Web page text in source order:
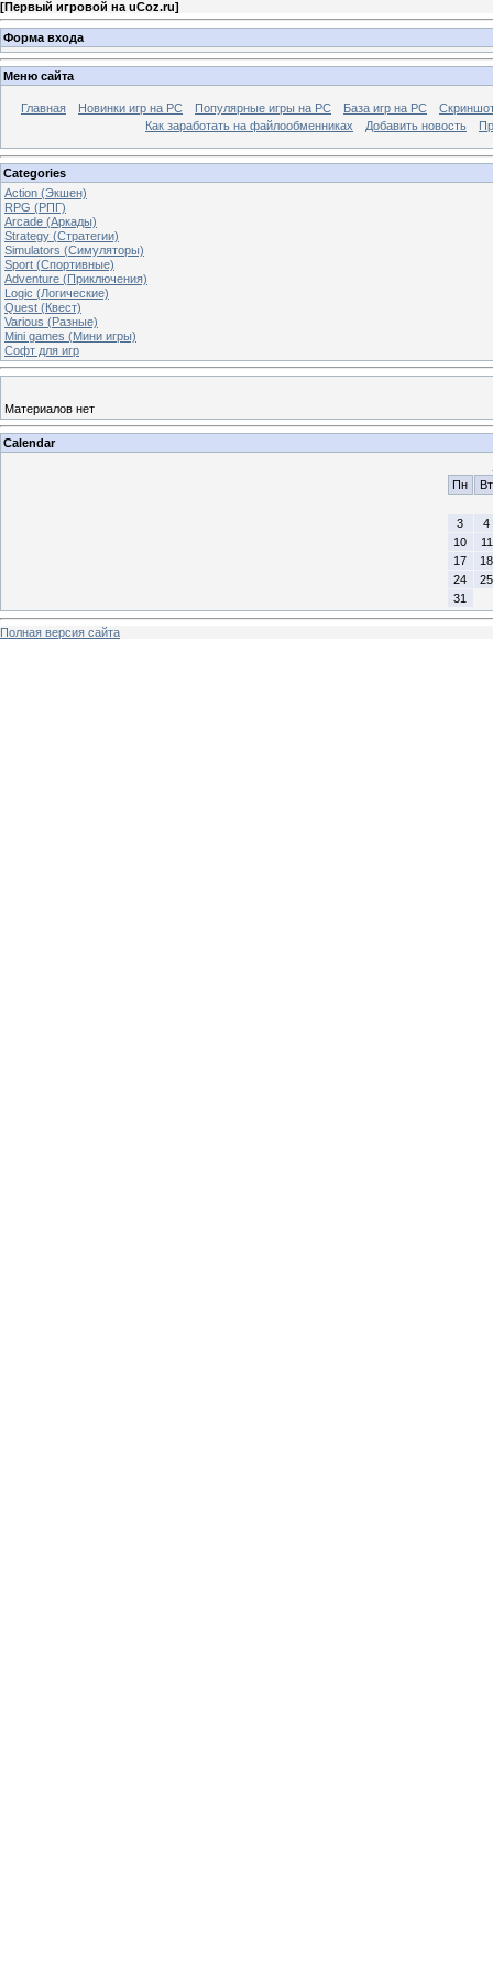
[Первый игровой на uCoz.ru]
Форма входа
Меню сайта
Главная Новинки игр на PC Популярные игры на PC База игр на РС
Как заработать на файлообменниках
Добавить новость
Categories
Action (Экшен)
RPG (РПГ)
Arcade (Аркады)
Strategy (Стратегии)
Simulators (Симуляторы)
Sport (Спортивные)
Adventure (Приключения)
Logic (Логические)
Quest (Квест)
Various (Разные)
Mini games (Мини игры)
Софт для игр
Материалов нет
Calendar
Пн
Вт
3
4
10
11
17
18
24
25
31
Полная версия сайта